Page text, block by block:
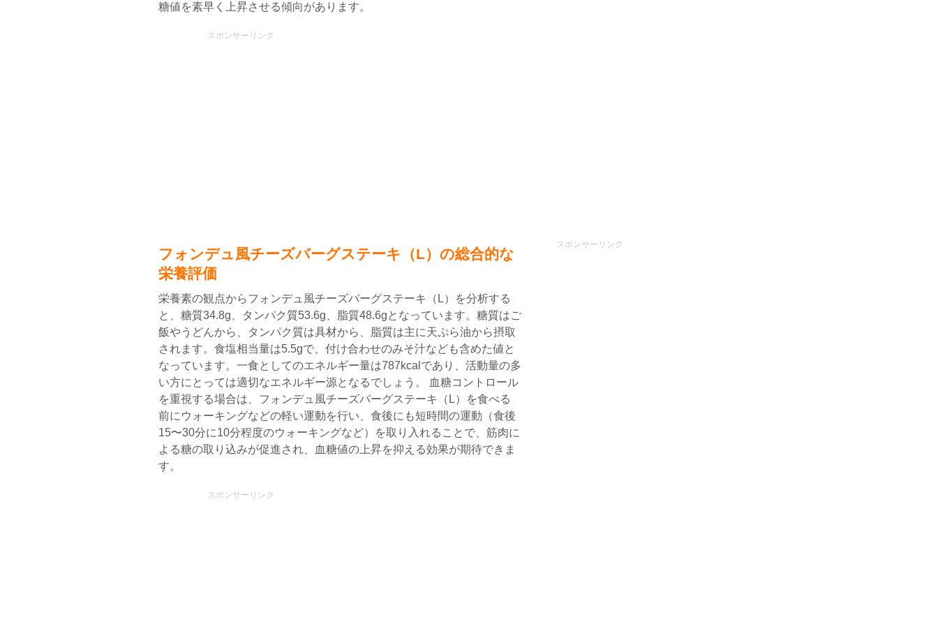
糖値を素早く上昇させる傾向があります。
スポンサーリンク
フォンデュ風チーズバーグステーキ（L）の総合的な
栄養評価
栄養素の観点からフォンデュ風チーズバーグステーキ（L）を分析する
と、糖質34.8g、タンパク質53.6g、脂質48.6gとなっています。糖質はご
飯やうどんから、タンパク質は具材から、脂質は主に天ぷら油から摂取
されます。食塩相当量は5.5gで、付け合わせのみそ汁なども含めた値と
なっています。一食としてのエネルギー量は787kcalであり、活動量の多
い方にとっては適切なエネルギー源となるでしょう。 血糖コントロール
を重視する場合は、フォンデュ風チーズバーグステーキ（L）を食べる
前にウォーキングなどの軽い運動を行い、食後にも短時間の運動（食後
15〜30分に10分程度のウォーキングなど）を取り入れることで、筋肉に
よる糖の取り込みが促進され、血糖値の上昇を抑える効果が期待できま
す。
スポンサーリンク
スポンサーリンク